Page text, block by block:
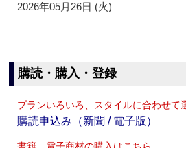
2026年05月26日 (火)
購読・購入・登録
プランいろいろ、スタイルに合わせて
購読申込み（新聞 / 電子版）